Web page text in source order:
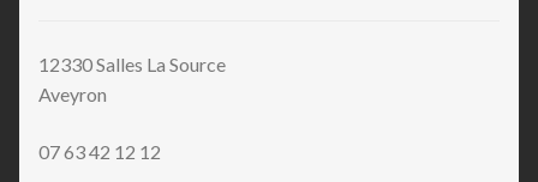
12330 Salles La Source
Aveyron
07 63 42 12 12